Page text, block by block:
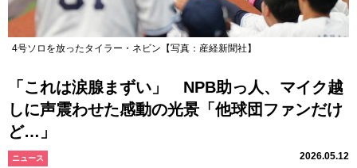
4号ソロを放ったタイラー・ネビン【写真：産経新聞社】
「これは涙腺まずい」 NPB助っ人、マイク越
しに声震わせた感動の光景「他球団ファンだけ
ど…」
ニュース 2026.05.12